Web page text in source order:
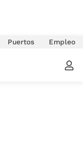
Puertos Empleo